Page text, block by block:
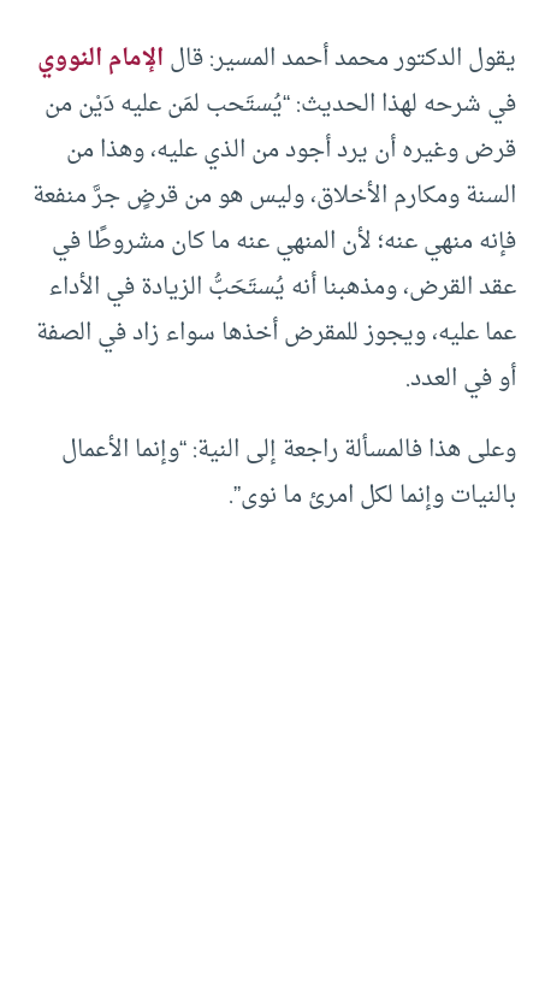
يقول الدكتور محمد أحمد المسير: قالالإمام النووي
في شرحه لهذا الحديث: “يُستَحب لمَن عليه دَيْن من
قرض وغيره أن يرد أجود من الذي عليه، وهذا من
السنة ومكارم الأخلاق، وليس هو من قرضٍ جرَّ منفعة
فإنه منهي عنه؛ لأن المنهي عنه ما كان مشروطًا في
عقد القرض، ومذهبنا أنه يُستَحَبُّ الزيادة في الأداء
عما عليه، ويجوز للمقرض أخذها سواء زاد في الصفة
أو في العدد.
وعلى هذا فالمسألة راجعة إلى النية: “وإنما الأعمال
بالنيات وإنما لكل امرئ ما نوى”.